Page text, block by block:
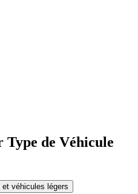
Type de Véhicule
et véhicules légers